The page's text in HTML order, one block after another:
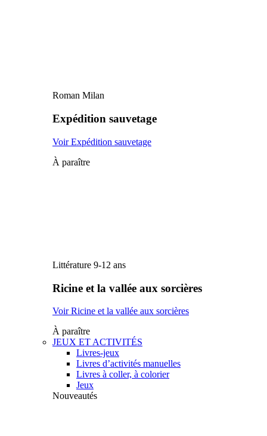
Roman Milan
Expédition sauvetage
Voir Expédition sauvetage
À paraître
Littérature 9-12 ans
Ricine et la vallée aux sorcières
Voir Ricine et la vallée aux sorcières
À paraître
JEUX ET ACTIVITÉS
Livres-jeux
Livres d’activités manuelles
Livres à coller, à colorier
Jeux
Nouveautés